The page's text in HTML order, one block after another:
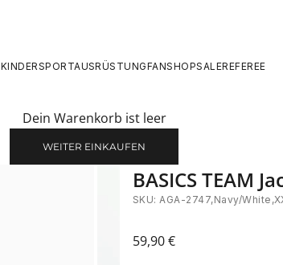
KINDERSPORTAUSRÜSTUNGFANSHOPSALEREFEREE
Dein Warenkorb ist leer
WEITER EINKAUFEN
BASICS TEAM
SKU: AGA-2747,Navy/
Angebot
59,90 €